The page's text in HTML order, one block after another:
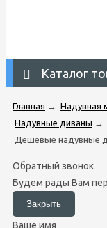
Каталог
Главная → Надувная
Надувные диваны →
Дешевые надувные
Обратный звонок
Будем рады Вам
Ваше имя